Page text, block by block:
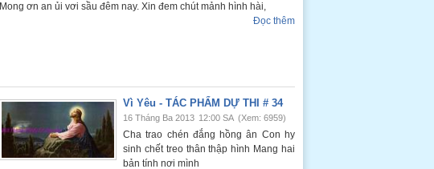
Mong ơn an ủi vơi sầu đêm nay. Xin đem chút mảnh hình hài,
Đọc thêm
Vì Yêu - TÁC PHẨM DỰ THI # 34
16 Tháng Ba 2013 12:00 SA (Xem: 6959)
Cha trao chén đắng hồng ân Con hy
sinh chết treo thân thập hình Mang hai
bản tính nơi mình